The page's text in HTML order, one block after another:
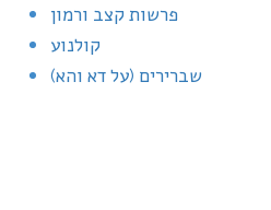
פרשות קצב ורמון
קולנוע
שברירים (על דא והא)